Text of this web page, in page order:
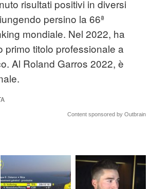
risultati positivi in diversi
persino la 66ª
mondiale. Nel 2022, ha
primo titolo professionale a
Al Roland Garros 2022, è
Content sponsored by Outbrain